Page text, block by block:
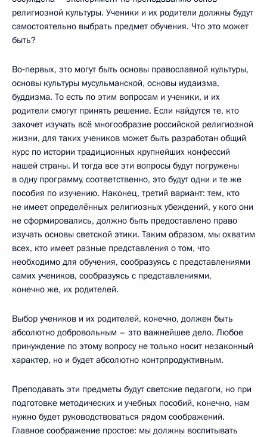
религиозной культуры. Ученики и их родители должны будут
самостоятельно выбрать предмет обучения. Что это может
быть?
Во‑первых, это могут быть основы православной культуры,
основы культуры мусульманской, основы иудаизма,
буддизма. То есть по этим вопросам и ученики, и их
родители смогут принять решение. Если найдутся те, кто
захочет изучать всё многообразие российской религиозной
жизни, для таких учеников может быть разработан общий
курс по истории традиционных крупнейших конфессий
нашей страны. И тогда все эти вопросы будут погружены
в одну программу, соответственно, это будут одни и те же
пособия по изучению. Наконец, третий вариант: тем, кто
не имеет определённых религиозных убеждений, у кого они
не сформировались, должно быть предоставлено право
изучать основы светской этики. Таким образом, мы охватим
всех, кто имеет разные представления о том, что
необходимо для обучения, сообразуясь с представлениями
самих учеников, сообразуясь с представлениями,
конечно же, их родителей.
Выбор учеников и их родителей, конечно, должен быть
абсолютно добровольным – это важнейшее дело. Любое
принуждение по этому вопросу не только носит незаконный
характер, но и будет абсолютно контрпродуктивным.
Преподавать эти предметы будут светские педагоги, но при
подготовке методических и учебных пособий, конечно, нам
нужно будет руководствоваться рядом соображений.
Главное соображение простое: мы должны воспитывать